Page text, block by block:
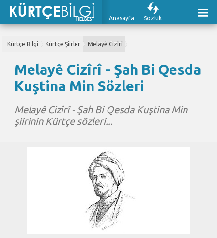
Anasayfa Sözlük
Kürtçe Bilgi Kürtçe Şiirler Melayê Cizîrî
Melayê Cizîrî - Şah Bi Qesda
Kuştina Min Sözleri
Melayê Cizîrî - Şah Bi Qesda Kuştina Min
şiirinin Kürtçe sözleri...